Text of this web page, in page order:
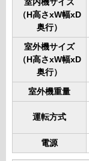
室内機サイズ
（H高さxW幅xD
奥行）
室外機サイズ
（H高さxW幅xD
奥行）
室外機重量
運転方式
電源